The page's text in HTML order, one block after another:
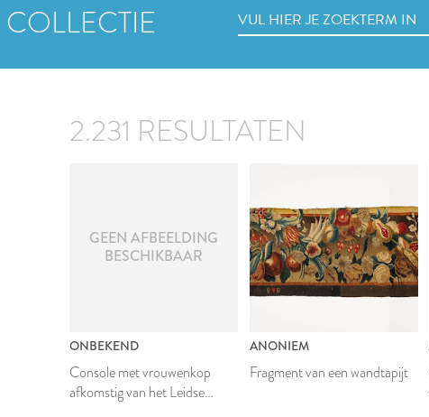
2.231 RESULTATEN
GEEN AFBEELDING
BESCHIKBAAR
ONBEKEND
Console met vrouwenkop
afkomstig van het Leidse
ANONIEM
Fragment van een wandtapijt